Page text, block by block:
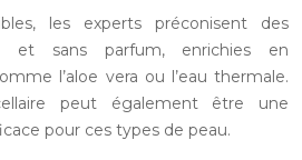
les experts préconisent des
et sans parfum, enrichies en
l’aloe vera ou l’eau thermale.
peut également être une
pour ces types de peau.